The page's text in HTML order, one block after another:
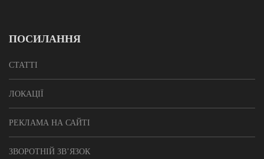
ПОСИЛАННЯ
СТАТТІ
ЛОКАЦІЇ
РЕКЛАМА НА САЙТІ
ЗВОРОТНІЙ ЗВ’ЯЗОК